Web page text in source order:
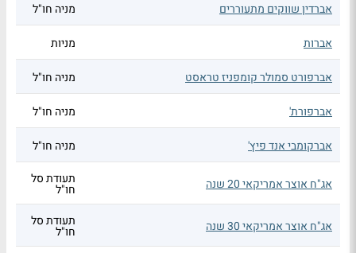
אברדין שווקים מתעוררים מניה חו"ל
אברות מניות
אברפורט סמולר קומפניז טראסט מניה חו"ל
אברפורת' מניה חו"ל
אברקומבי אנד פיץ' מניה חו"ל
אג"ח אוצר אמריקאי 20 שנה תעודת סל
חו"ל
אג"ח אוצר אמריקאי 30 שנה תעודת סל
חו"ל